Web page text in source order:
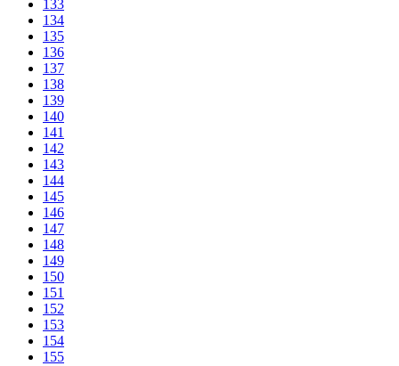
133
134
135
136
137
138
139
140
141
142
143
144
145
146
147
148
149
150
151
152
153
154
155